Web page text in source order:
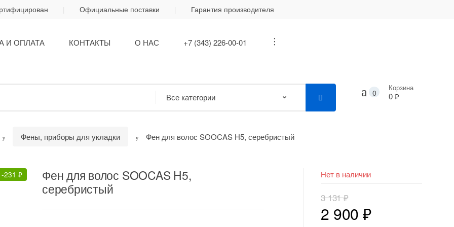
Официальные поставки Гарантия производителя
И ОПЛАТА КОНТАКТЫ О НАС +7 (343) 226-00-01 ...
0
Корзина
0 ₽
Фены, приборы для укладки Фен для волос SOOCAS H5, серебристый
-231 ₽
Фен для волос SOOCAS H5,
серебристый
Нет в наличии
3 131₽
Первоначальная
2 900 ₽Текущая